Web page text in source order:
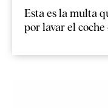
Esta es la multa
por lavar el coche